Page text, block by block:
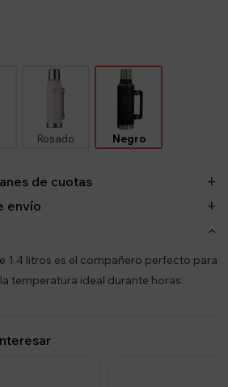
Rosado Negro
de cuotas
envío
1.4 litros es el compañero perfecto para
temperatura ideal durante horas.